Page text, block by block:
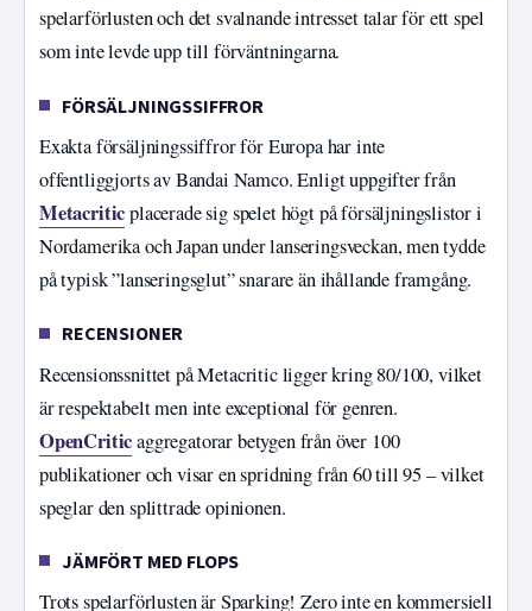
spelarförlusten och det svalnande intresset talar för ett spel
som inte levde upp till förväntningarna.
FÖRSÄLJNINGSSIFFROR
Exakta försäljningssiffror för Europa har inte
offentliggjorts av Bandai Namco. Enligt uppgifter från
Metacriticplacerade sig spelet högt på försäljningslistor i
Nordamerika och Japan under lanseringsveckan, men tydde
på typisk ”lanseringsglut” snarare än ihållande framgång.
RECENSIONER
Recensionssnittet på Metacritic ligger kring 80/100, vilket
är respektabelt men inte exceptional för genren.
OpenCriticaggregatorar betygen från över 100
publikationer och visar en spridning från 60 till 95 – vilket
speglar den splittrade opinionen.
JÄMFÖRT MED FLOPS
Trots spelarförlusten är Sparking! Zero inte en kommersiell